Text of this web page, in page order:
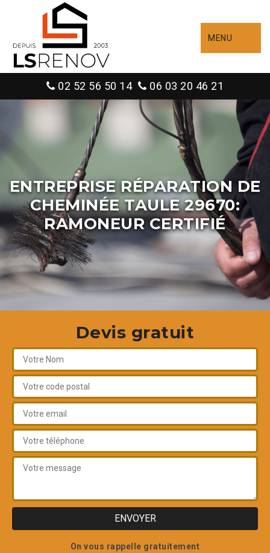
MENU
02 52 56 50 14 06 03 20 46 21
ENTREPRISE RÉPARATION DE
CHEMINÉE TAULE 29670:
RAMONEUR CERTIFIÉ
Devis gratuit
On vous rappelle gratuitement